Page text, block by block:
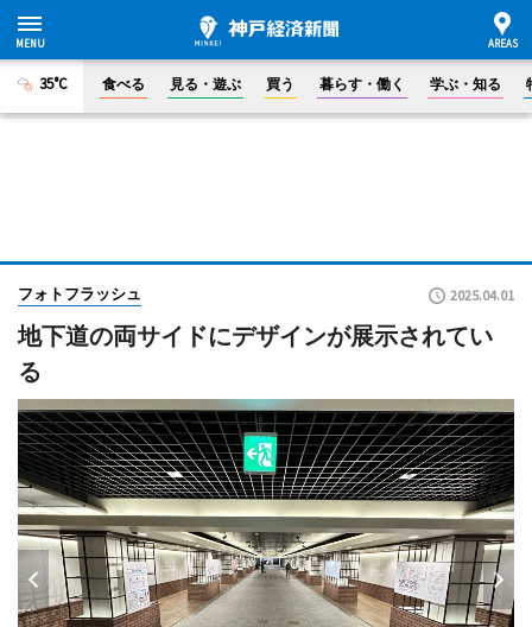
35°C 食べる 見る・遊ぶ 買う 暮らす・働く 学ぶ・知る
フォトフラッシュ 2025.04.01
地下道の両サイドにデザインが展示されてい
る